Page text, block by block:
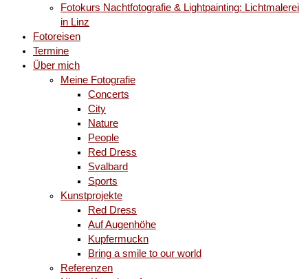
Fotokurs Nachtfotografie & Lightpainting: Lichtmalerei
in Linz
Fotoreisen
Termine
Über mich
Meine Fotografie
Concerts
City
Nature
People
Red Dress
Svalbard
Sports
Kunstprojekte
Red Dress
Auf Augenhöhe
Kupfermuckn
Bring a smile to our world
Referenzen